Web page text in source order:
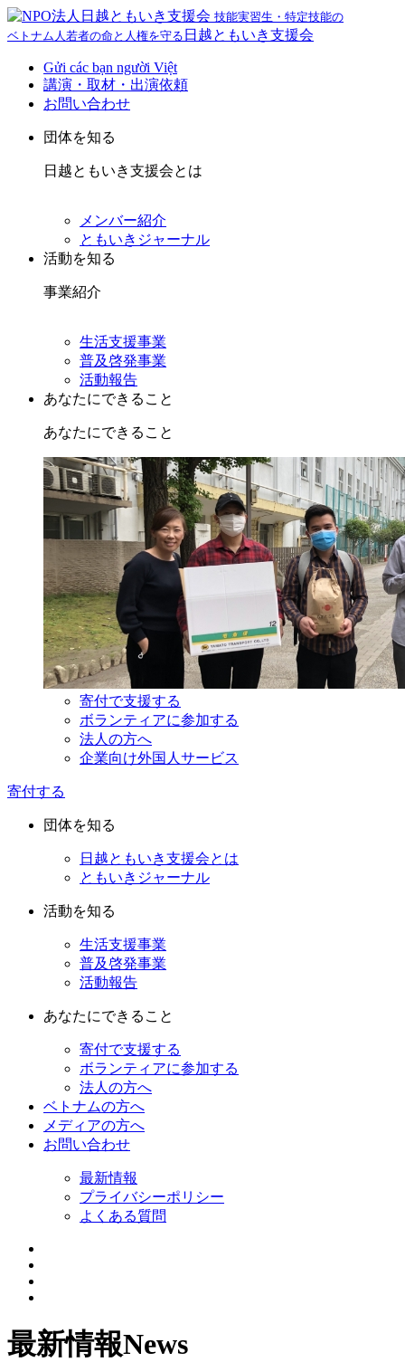
技能実習生・特定技能の
ベトナム人若者の命と人権を守る 日越ともいき支援会
Gửi các bạn người Việt
講演・取材・出演依頼
お問い合わせ
団体を知る
日越ともいき支援会とは
メンバー紹介
ともいきジャーナル
活動を知る
事業紹介
生活支援事業
普及啓発事業
活動報告
あなたにできること
あなたにできること
寄付で支援する
ボランティアに参加する
法人の方へ
企業向け外国人サービス
寄付する
団体を知る
日越ともいき支援会とは
ともいきジャーナル
活動を知る
生活支援事業
普及啓発事業
活動報告
あなたにできること
寄付で支援する
ボランティアに参加する
法人の方へ
ベトナムの方へ
メディアの方へ
お問い合わせ
最新情報
プライバシーポリシー
よくある質問
最新情報News